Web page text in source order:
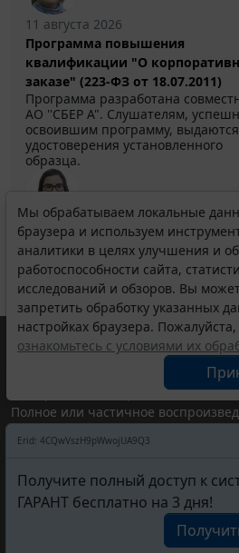
11 августа 2026
Программа повышения
квалификации "О
заказе" (223-ФЗ от 18.07.2011)
Программа разработана
АО ''СБЕР А". Слушателям,
освоившим программу, выдаются
удостоверения установленного
образца.
Выберите тему программы повышения
для юристов ...
Мы обрабатываем локальные
браузера и используем
аналитики в целях улучшения и
работоспособности сайта,
исследований и обзоров. Вы
запретить обработку указанных
настройках браузера. Пожалуйста,
ознакомьтесь с условиями их
Erid: 4CQwVszH9pWwojUA9Q3
Получите полный доступ к
ГАРАНТ бесплатно на 3 дня!
© ООО "НПП "ГАРАНТ-СЕРВИС",
участниками Российской
Все права на материалы сайта
Полное или частичное
Портал ГАРАНТ.РУ
надзору в сфере
(Роскомнадзором), Эл № ФС77-
ООО "НПП "ГАРАНТ-СЕРВИС",
Разработчик ЭПС Система ГАРАНТ